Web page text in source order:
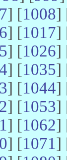
] [1008]
] [1017]
] [1026]
] [1035]
] [1044]
] [1053]
] [1062]
] [1071]